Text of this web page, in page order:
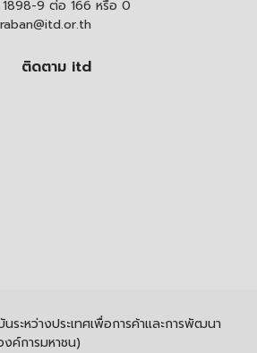
9 ต่อ 166 หรือ 0
ติดตาม itd
ะหว่างประเทศเพื่อการค้าและการพัฒนา
งค์การมหาชน)